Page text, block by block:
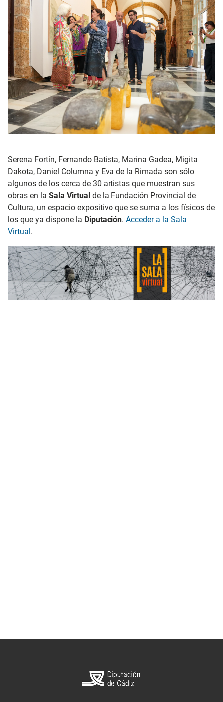
Serena Fortín, Fernando Batista, Marina Gadea, Migita
Dakota, Daniel Columna y Eva de la Rimada son sólo
algunos de los cerca de 30 artistas que muestran sus
obras en la Sala Virtual de la Fundación Provincial de
Cultura, un espacio expositivo que se suma a los físicos de
los que ya dispone la Diputación. Acceder a la Sala
Virtual .